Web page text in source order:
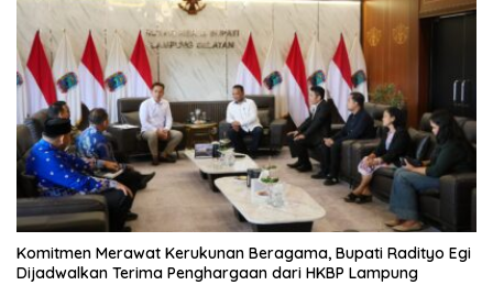
Komitmen Merawat Kerukunan Beragama, Bupati Radityo Egi
Dijadwalkan Terima Penghargaan dari HKBP Lampung